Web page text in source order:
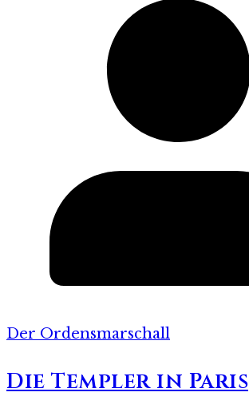
Der Ordensmarschall
Die Templer in Paris